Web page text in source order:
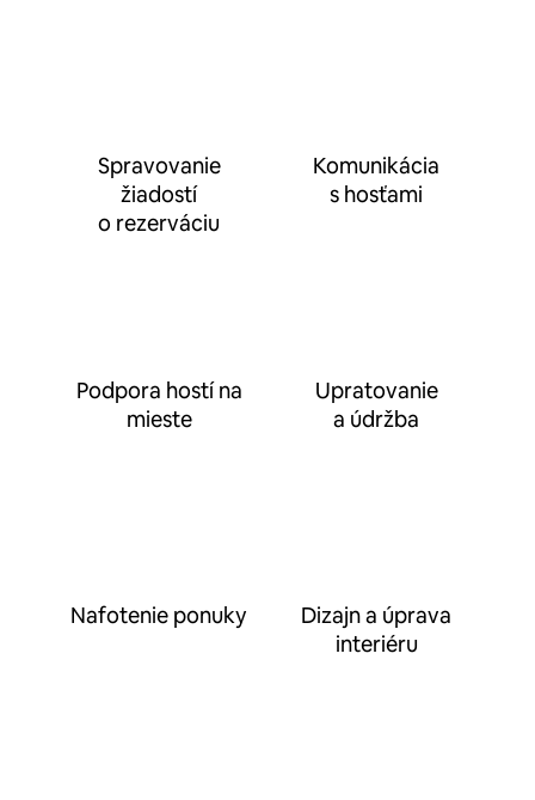
Spravovanie
žiadostí
o rezerváciu
Komunikácia
s hosťami
Podpora hostí na
mieste
Upratovanie
a údržba
Nafotenie ponuky
Dizajn a úprava
interiéru